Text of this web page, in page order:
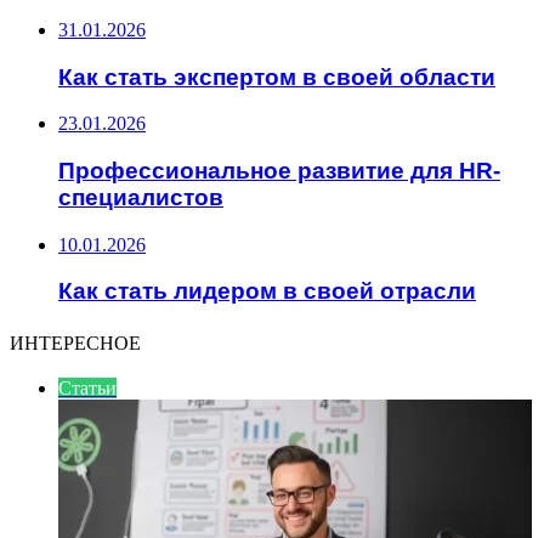
31.01.2026
Как стать экспертом в своей области
23.01.2026
Профессиональное развитие для HR-
специалистов
10.01.2026
Как стать лидером в своей отрасли
ИНТЕРЕСНОЕ
Статьи